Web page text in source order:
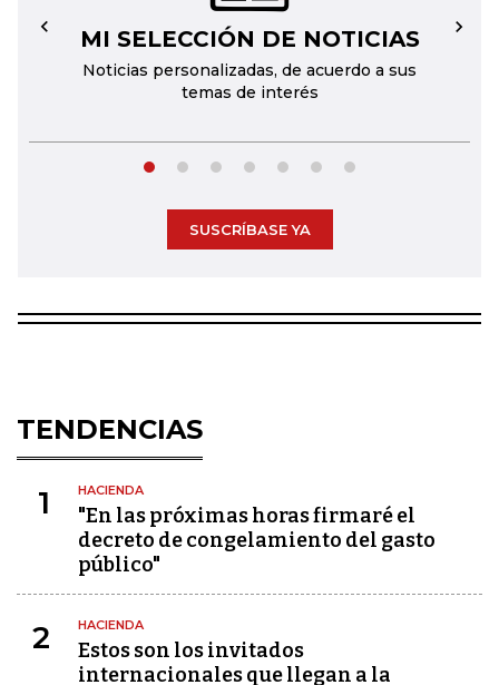
MI SELECCIÓN DE NOTICIAS
Noticias personalizadas, de acuerdo a sus
temas de interés
← →
SUSCRÍBASE YA
TENDENCIAS
1 HACIENDA
"En las próximas horas firmaré el
decreto de congelamiento del gasto
público"
2 HACIENDA
Estos son los invitados
internacionales que llegan a la